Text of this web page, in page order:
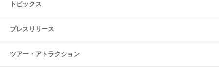
トピックス
プレスリリース
ツアー・ アトラクション